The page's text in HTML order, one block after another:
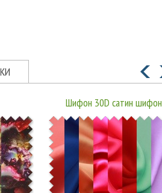
Шифон 30D сатин шифон